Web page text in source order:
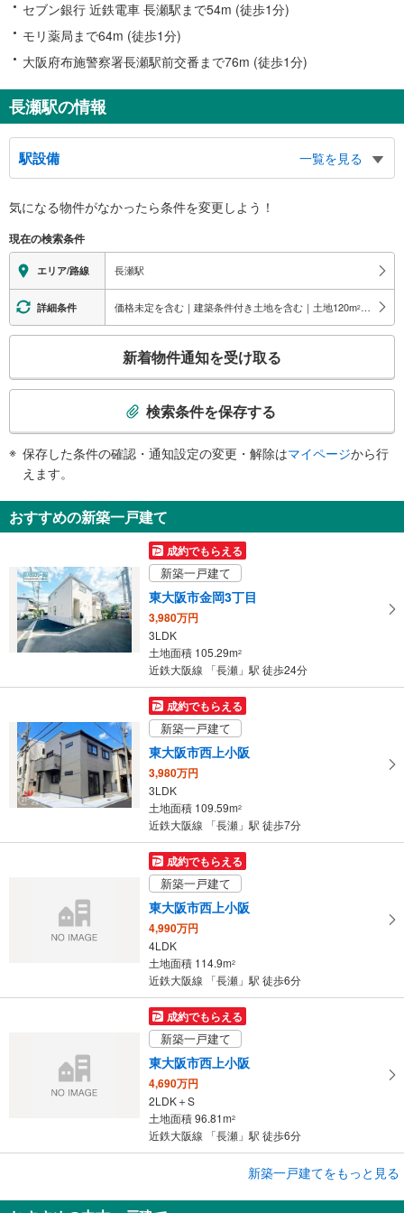
セブン銀行 近鉄電車 長瀬駅まで54m (徒歩1分)
モリ薬局まで64m (徒歩1分)
大阪府布施警察署長瀬駅前交番まで76m (徒歩1分)
長瀬駅の情報
駅設備
一覧を見る
※段差なしでの移動経路
地上⇔改札⇔ホーム：○
トイレ
《車椅子対応》
・改札内
スロープ
・点字案内（案内板・運賃表）
気になる物件がなかったら条件を変更しよう！
現在の検索条件
エリア/路線 長瀬駅
詳細条件 価格未定を含む｜建築条件付き土地を含む｜土地120m2 以上
検
知
を
取
る
・
条
イ
ペ
ー
ジ
に
存
新着物件通知を受け取る
検索条件を保存する
保存した条件の確認・通知設定の変更・解除はマイページから行
えます。
おすすめの新築一戸建て
成約でもらえる
新築一戸建て
東大阪市金岡3丁目
3,980万円
3LDK
土地面積 105.29m2
近鉄大阪線 「長瀬」駅 徒歩24分
成約でもらえる
新築一戸建て
東大阪市西上小阪
3,980万円
3LDK
土地面積 109.59m2
近鉄大阪線 「長瀬」駅 徒歩7分
成約でもらえる
新築一戸建て
東大阪市西上小阪
4,990万円
4LDK
土地面積 114.9m2
近鉄大阪線 「長瀬」駅 徒歩6分
成約でもらえる
新築一戸建て
東大阪市西上小阪
4,690万円
2LDK＋S
土地面積 96.81m2
近鉄大阪線 「長瀬」駅 徒歩6分
新築一戸建てをもっと見る